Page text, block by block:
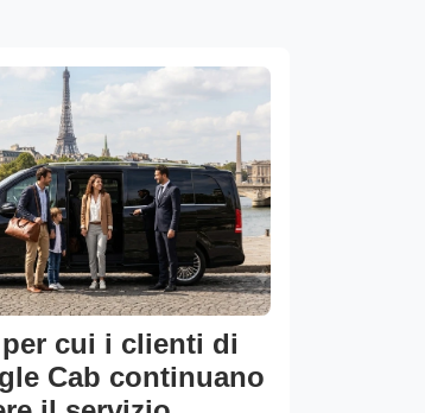
cui i clienti di
Cab continuano